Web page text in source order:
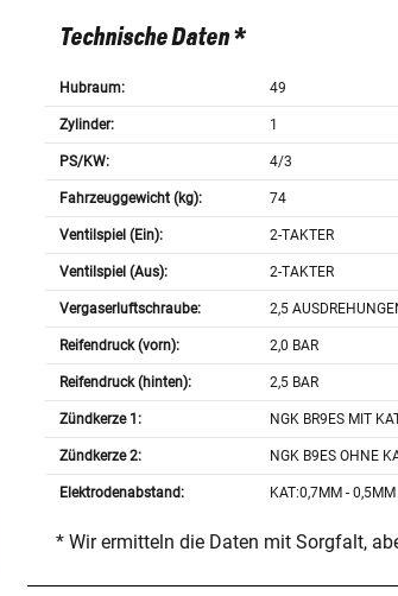
Technische Daten *
Hubraum: 49
Zylinder: 1
PS/KW: 4/3
Fahrzeuggewicht (kg): 74
Ventilspiel (Ein): 2-TAKTER
Ventilspiel (Aus): 2-TAKTER
Vergaserluftschraube: 2,5
Reifendruck (vorn): 2,0 BAR
Reifendruck (hinten): 2,5 BAR
Zündkerze 1: NGK BR9ES MIT
Zündkerze 2: NGK B9ES OHNE
Elektrodenabstand: KAT:0,7MM - 0,5MM
* Wir ermitteln die Daten mit Sorgfalt,